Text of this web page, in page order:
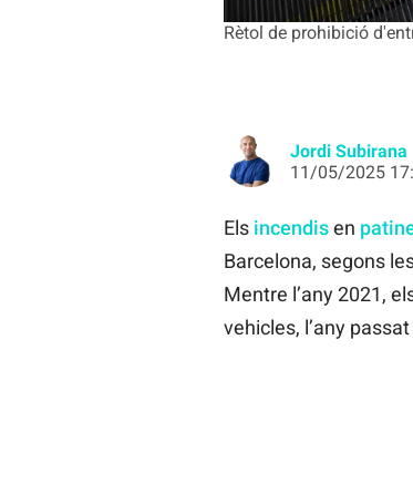
Rètol de prohibició
Jordi Subirana
11/05/2025
Els incendisen
Barcelona, segons
Mentre l’any 2021,
vehicles, l’any